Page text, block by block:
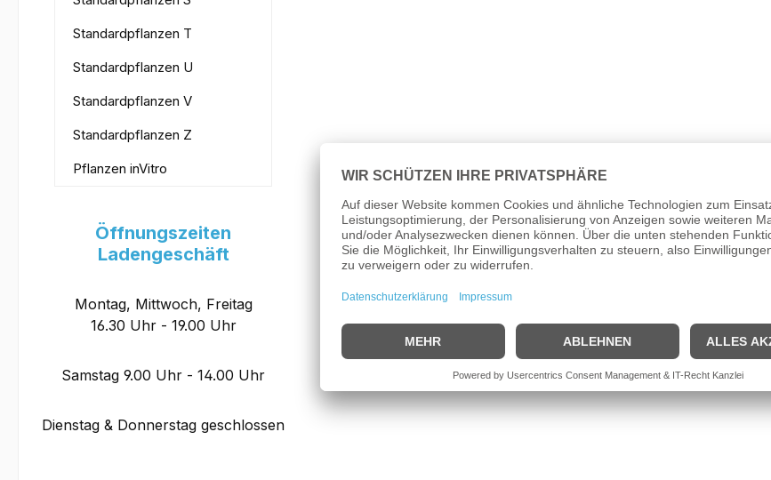
Standardpflanzen T
Standardpflanzen U
Standardpflanzen V
Standardpflanzen Z
Pflanzen inVitro
Öffnungszeiten
Ladengeschäft
Montag, Mittwoch, Freitag
16.30 Uhr - 19.00 Uhr
Samstag 9.00 Uhr - 14.00 Uhr
Dienstag & Donnerstag geschlossen